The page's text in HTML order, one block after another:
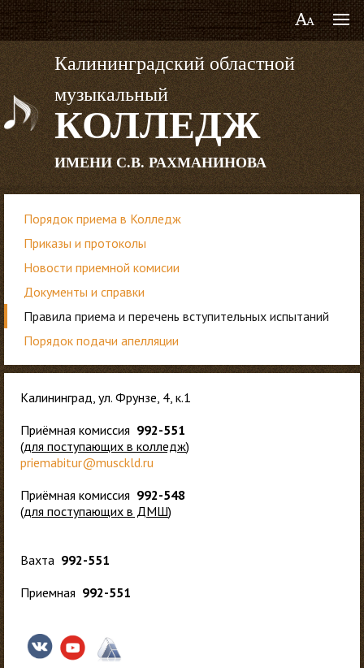
Калининградский областной
музыкальный
КОЛЛЕДЖ
ИМЕНИ С.В. РАХМАНИНОВА
Порядок приема в Колледж
Приказы и протоколы
Новости приемной комисии
Документы и справки
Правила приема и перечень вступительных испытаний
Порядок подачи апелляции
Калининград, ул. Фрунзе, 4, к.1
Приёмная комиссия 992-551
(для поступающих в колледж)
priemabitur@musckld.ru
Приёмная комиссия 992-548
(для поступающих в ДМШ)
Вахта 992-551
Приемная 992-551